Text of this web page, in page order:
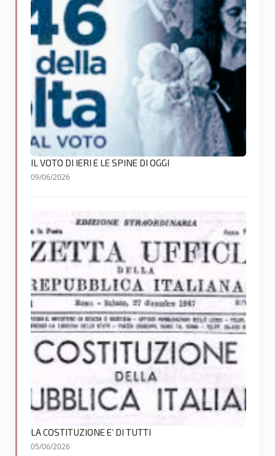
IL VOTO DI IERI E LE SPINE DI OGGI
09/06/2026
LA COSTITUZIONE E’ DI TUTTI
05/06/2026